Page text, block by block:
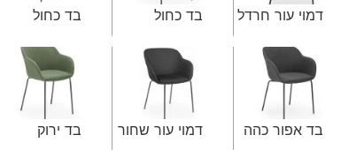
דמוי עור חרדל בד כחול בד כחול
בד אפור כהה דמוי עור שחור בד ירוק